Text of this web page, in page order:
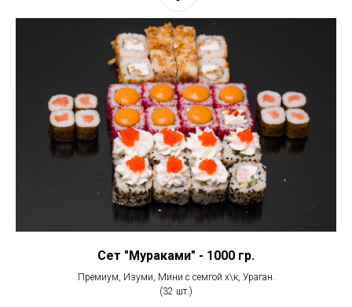
Сет "Мураками" - 1000 гр.
Премиум, Изуми, Мини с семгой х\к, Ураган.
(32 шт.)